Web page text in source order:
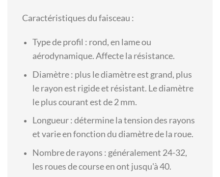
Caractéristiques du faisceau :
Type de profil : rond, en lame ou
aérodynamique. Affecte la résistance.
Diamètre : plus le diamètre est grand, plus
le rayon est rigide et résistant. Le diamètre
le plus courant est de 2 mm.
Longueur : détermine la tension des rayons
et varie en fonction du diamètre de la roue.
Nombre de rayons : généralement 24-32,
les roues de course en ont jusqu'à 40.